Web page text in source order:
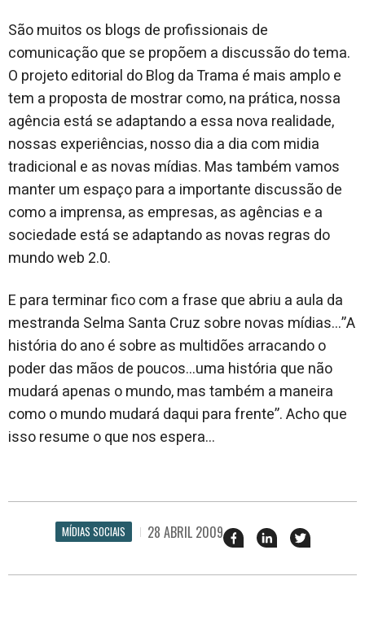
São muitos os blogs de profissionais de
comunicação que se propõem a discussão do tema.
O projeto editorial do Blog da Trama é mais amplo e
tem a proposta de mostrar como, na prática, nossa
agência está se adaptando a essa nova realidade,
nossas experiências, nosso dia a dia com midia
tradicional e as novas mídias. Mas também vamos
manter um espaço para a importante discussão de
como a imprensa, as empresas, as agências e a
sociedade está se adaptando as novas regras do
mundo web 2.0.
E para terminar fico com a frase que abriu a aula da
mestranda Selma Santa Cruz sobre novas mídias…”A
história do ano é sobre as multidões arracando o
poder das mãos de poucos…uma história que não
mudará apenas o mundo, mas também a maneira
como o mundo mudará daqui para frente”. Acho que
isso resume o que nos espera…
MÍDIAS SOCIAIS 28 ABRIL 2009 Compartilhar
esse
no
Compartilhar
esse
no
Twittar
em
janela